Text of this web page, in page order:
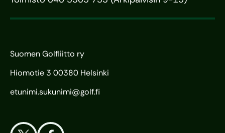
Suomen Golfliitto ry
Hiomotie 3 00380 Helsinki
etunimi.sukunimi@golf.fi